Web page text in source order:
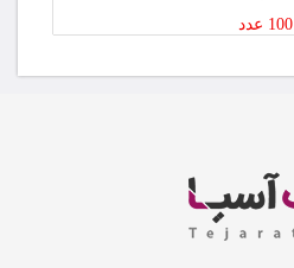
100 عدد